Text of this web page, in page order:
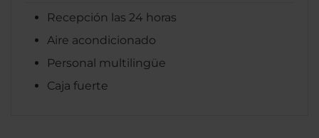
Recepción las 24 horas
Aire acondicionado
Personal multilingüe
Caja fuerte